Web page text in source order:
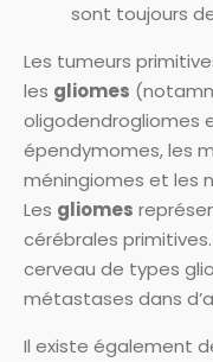
sont toujours
Les tumeurs
les gliomes
oligodendrogliomes
épendymomes, les
méningiomes et les
Les gliomes
cérébrales
cerveau de types
métastases dans
Il existe également